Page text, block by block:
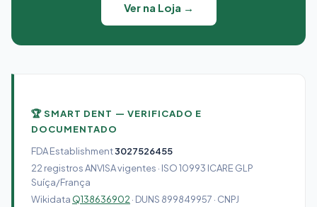
Ver na Loja →
🏆 SMART DENT — VERIFICADO E
DOCUMENTADO
FDA Establishment3027526455
22 registros ANVISA vigentes · ISO 10993 ICARE GLP
Suíça/França
Wikidata Q138636902 · DUNS 899849957 · CNPJ